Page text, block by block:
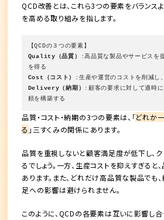
QCD改善とは、これら3つの要素をバランス
を高める取り組みを指します。
【QCDの３つの要素】
Quality（品質）
:高品質な製品やサービスを
を得る
Cost（コスト）
:生産や運営のコストを削減し
Delivery（納期）
:顧客の要求に対して適時
頼を構築する
品質・コスト・納期の3つの要素は、「どれか
る 」三すくみの関係にあります。
品質を重視しないと顧客満足度が低下し、
るでしょう。一方、生産コストを抑えすぎると
あります。また、どれだけ高品質な製品でも
足への影響は避けられません。
このように、QCDの各要素は互いに影響し合